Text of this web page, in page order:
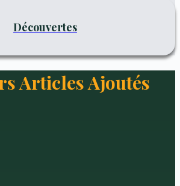
Découvertes
Articles Ajoutés